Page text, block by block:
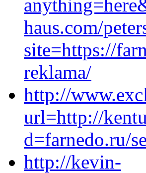
haus.com/
site=https://
reklama/
http://
url=http://
d=farnedo.ru/
http://kevin-